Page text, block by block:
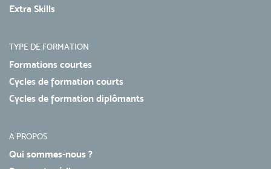
Extra Skills
TYPE DE FORMATION
Formations courtes
Cycles de formation courts
Cycles de formation diplômants
A PROPOS
Qui sommes-nous ?